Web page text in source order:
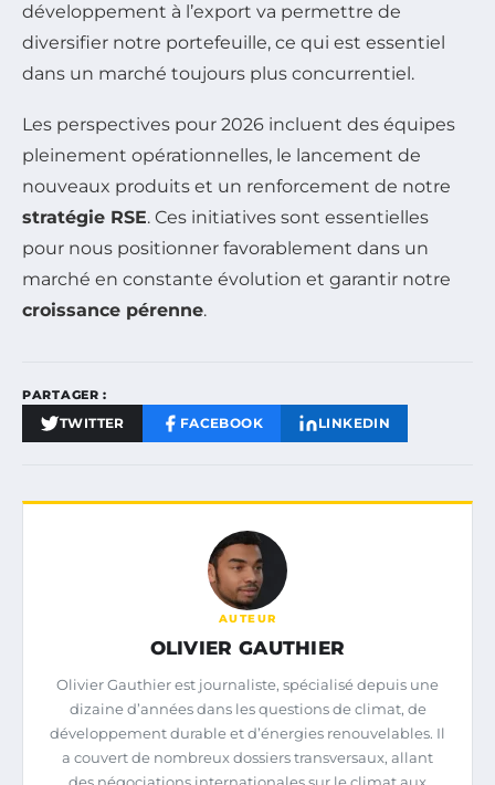
développement à l’export va permettre de
diversifier notre portefeuille, ce qui est essentiel
dans un marché toujours plus concurrentiel.
Les perspectives pour 2026 incluent des équipes
pleinement opérationnelles, le lancement de
nouveaux produits et un renforcement de notre
stratégie RSE. Ces initiatives sont essentielles
pour nous positionner favorablement dans un
marché en constante évolution et garantir notre
croissance pérenne.
PARTAGER :
TWITTER FACEBOOK LINKEDIN
AUTEUR
OLIVIER GAUTHIER
Olivier Gauthier est journaliste, spécialisé depuis une
dizaine d’années dans les questions de climat, de
développement durable et d’énergies renouvelables. Il
a couvert de nombreux dossiers transversaux, allant